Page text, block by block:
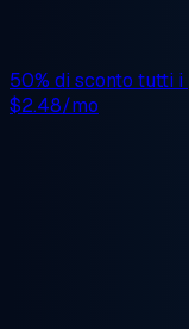
50% di sconto tutti i
$2.48/mo